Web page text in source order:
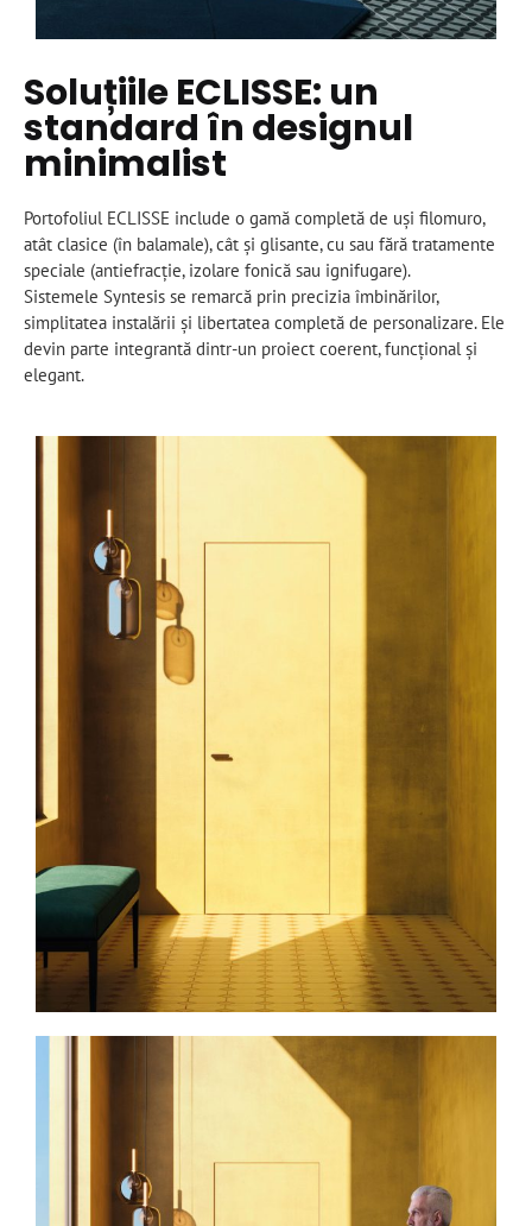
Soluțiile ECLISSE: un
standard în designul
minimalist
Portofoliul ECLISSE include o gamă completă de uși filomuro,
atât clasice (în balamale), cât și glisante, cu sau fără tratamente
speciale (antiefracție, izolare fonică sau ignifugare).
Sistemele Syntesis se remarcă prin precizia îmbinărilor,
simplitatea instalării și libertatea completă de personalizare. Ele
devin parte integrantă dintr-un proiect coerent, funcțional și
elegant.